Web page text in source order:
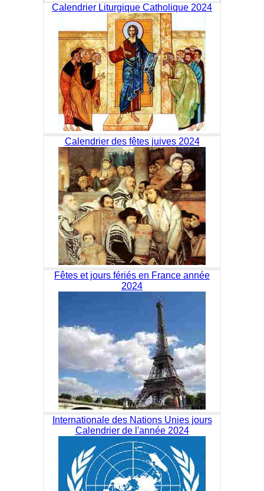
Calendrier Liturgique Catholique 2024
Calendrier des fêtes juives 2024
Fêtes et jours fériés en France année
2024
Internationale des Nations Unies jours
Calendrier de l'année 2024